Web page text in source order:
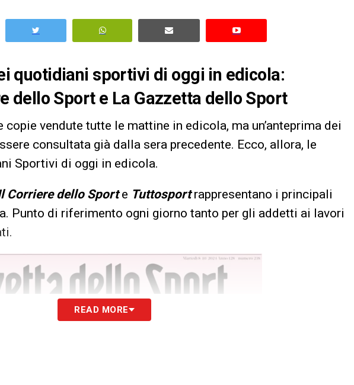
quotidiani sportivi di oggi in edicola:
dello Sport e La Gazzetta dello Sport
vendute tutte le mattine in edicola, ma un’anteprima dei
consultata già dalla sera precedente. Ecco, allora, le
Sportivi di oggi in edicola.
Corriere dello Sporte Tuttosportrappresentano i principali
Punto di riferimento ogni giorno tanto per gli addetti ai lavori
READ MORE